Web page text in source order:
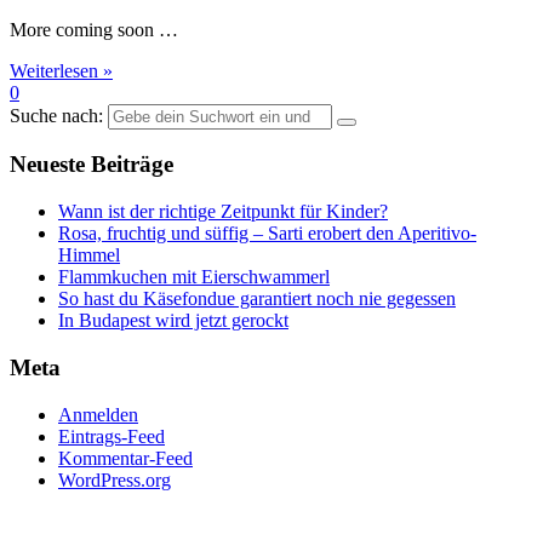
More coming soon …
Weiterlesen »
0
Suche nach:
Neueste Beiträge
Wann ist der richtige Zeitpunkt für Kinder?
Rosa, fruchtig und süffig – Sarti erobert den Aperitivo-
Himmel
Flammkuchen mit Eierschwammerl
So hast du Käsefondue garantiert noch nie gegessen
In Budapest wird jetzt gerockt
Meta
Anmelden
Eintrags-Feed
Kommentar-Feed
WordPress.org